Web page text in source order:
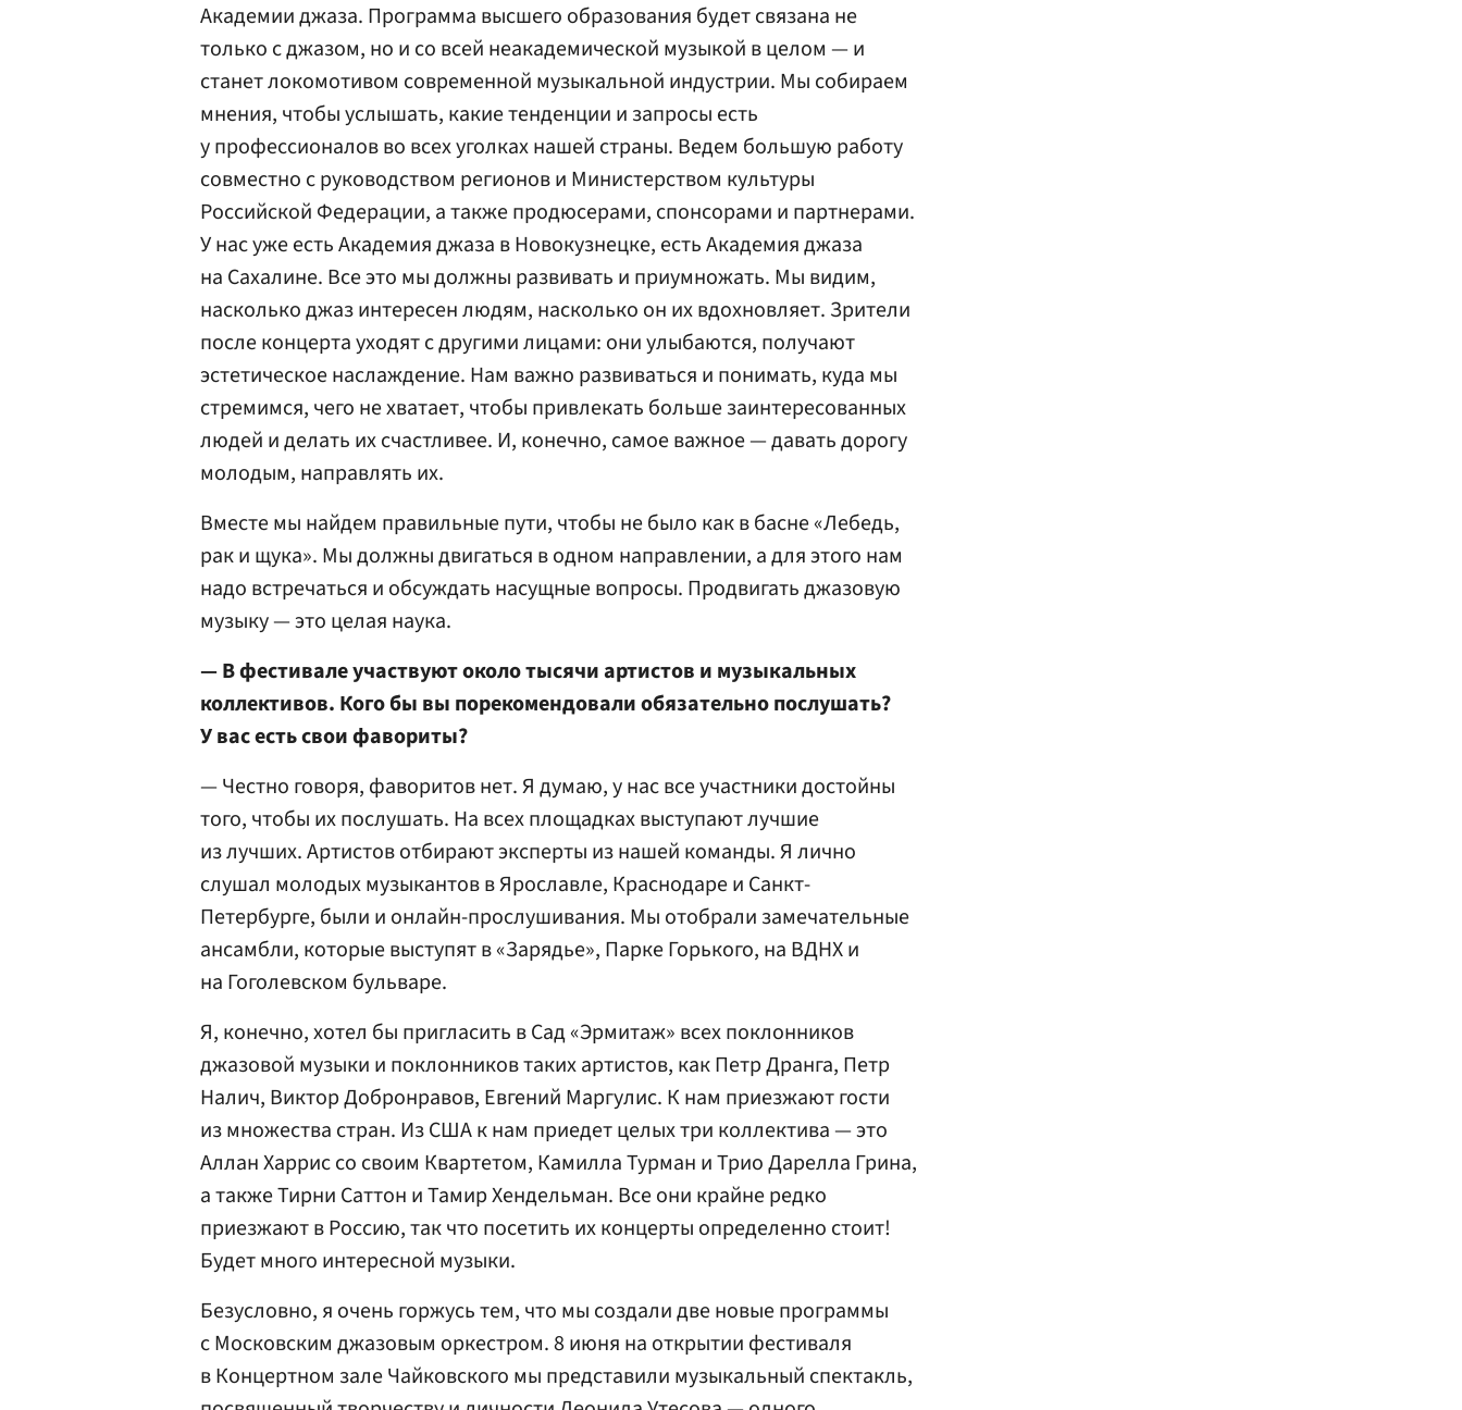
Академии джаза. Программа высшего образования будет связана не
только с джазом, но и со всей неакадемической музыкой в целом — и
станет локомотивом современной музыкальной индустрии. Мы собираем
мнения, чтобы услышать, какие тенденции и запросы есть
у профессионалов во всех уголках нашей страны. Ведем большую работу
совместно с руководством регионов и Министерством культуры
Российской Федерации, а также продюсерами, спонсорами и партнерами.
У нас уже есть Академия джаза в Новокузнецке, есть Академия джаза
на Сахалине. Все это мы должны развивать и приумножать. Мы видим,
насколько джаз интересен людям, насколько он их вдохновляет. Зрители
после концерта уходят с другими лицами: они улыбаются, получают
эстетическое наслаждение. Нам важно развиваться и понимать, куда мы
стремимся, чего не хватает, чтобы привлекать больше заинтересованных
людей и делать их счастливее. И, конечно, самое важное — давать дорогу
молодым, направлять их.
Вместе мы найдем правильные пути, чтобы не было как в басне «Лебедь,
рак и щука». Мы должны двигаться в одном направлении, а для этого нам
надо встречаться и обсуждать насущные вопросы. Продвигать джазовую
музыку — это целая наука.
— В фестивале участвуют около тысячи артистов и музыкальных
коллективов. Кого бы вы порекомендовали обязательно послушать?
У вас есть свои фавориты?
— Честно говоря, фаворитов нет. Я думаю, у нас все участники достойны
того, чтобы их послушать. На всех площадках выступают лучшие
из лучших. Артистов отбирают эксперты из нашей команды. Я лично
слушал молодых музыкантов в Ярославле, Краснодаре и Санкт-
Петербурге, были и онлайн-прослушивания. Мы отобрали замечательные
ансамбли, которые выступят в «Зарядье», Парке Горького, на ВДНХ и
на Гоголевском бульваре.
Я, конечно, хотел бы пригласить в Сад «Эрмитаж» всех поклонников
джазовой музыки и поклонников таких артистов, как Петр Дранга, Петр
Налич, Виктор Добронравов, Евгений Маргулис. К нам приезжают гости
из множества стран. Из США к нам приедет целых три коллектива — это
Аллан Харрис со своим Квартетом, Камилла Турман и Трио Дарелла Грина,
а также Тирни Саттон и Тамир Хендельман. Все они крайне редко
приезжают в Россию, так что посетить их концерты определенно стоит!
Будет много интересной музыки.
Безусловно, я очень горжусь тем, что мы создали две новые программы
с Московским джазовым оркестром. 8 июня на открытии фестиваля
в Концертном зале Чайковского мы представили музыкальный спектакль,